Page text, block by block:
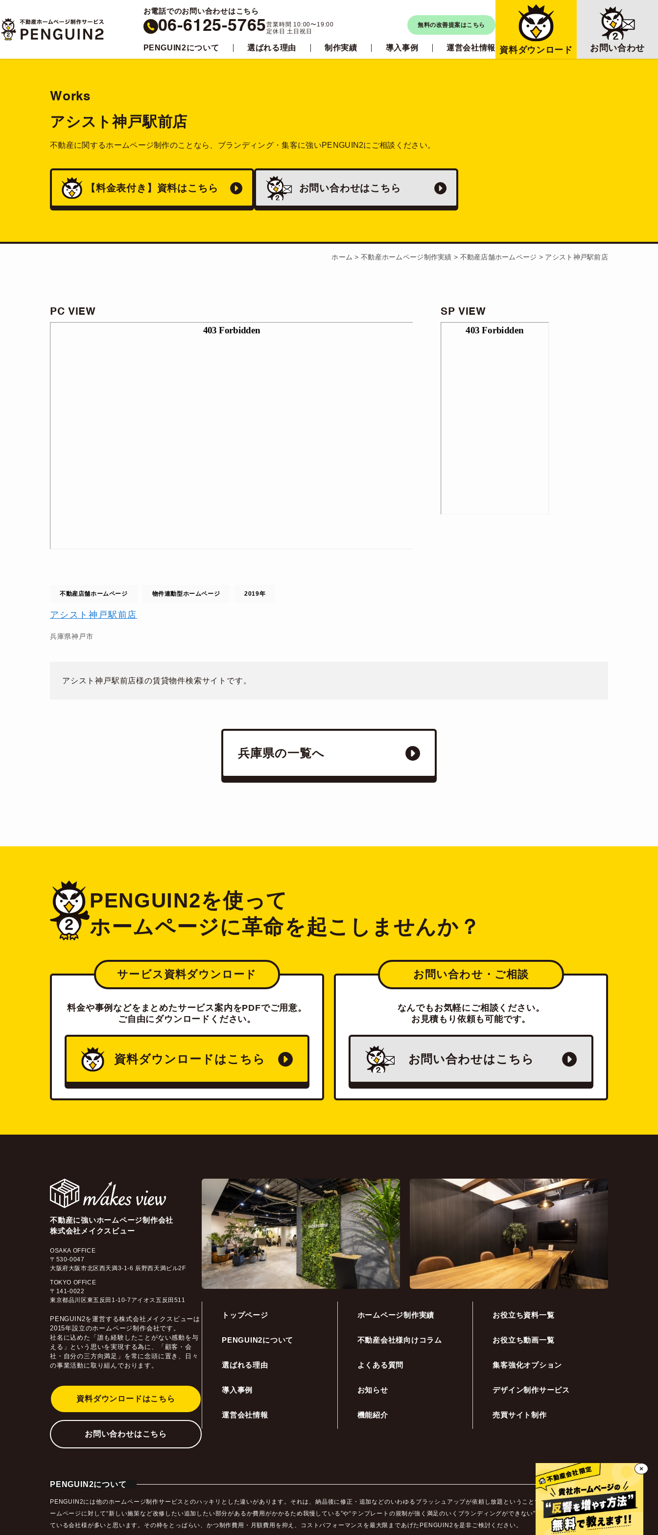
お電話でのお問い合わせはこちら
06-6125-5765営業時間 10:00〜19:00
定休日 土日祝日
無料の改善提案はこちら
PENGUIN2について 選ばれる理由 制作実績 導入事例 運営会社情報 資料ダウンロード お問い合わせ
Works
アシスト神戸駅前店
不動産に関するホームページ制作のことなら、 ブランディング・集客に強いPENGUIN2にご相談ください。
【料金表付き】 資料はこちら お問い合わせはこちら
ホーム >不動産ホームページ制作実績 > 不動産店舗ホームページ > アシスト神戸駅前店
PC VIEW SP VIEW
不動産店舗ホームページ 物件連動型ホームページ 2019年
アシスト神戸駅前店
兵庫県神戸市
アシスト神戸駅前店様の賃貸物件検索サイトです。
兵庫県の一覧へ
PENGUIN2を使って
ホームページに革命を起こしませんか？
サービス資料ダウンロード
料金や事例などをまとめたサービス案内をPDFでご用意。
ご自由にダウンロードください。
資料ダウンロードはこちら
お問い合わせ・ご相談
なんでもお気軽にご相談ください。
お見積もり依頼も可能です。
お問い合わせはこちら
不動産に強いホームページ制作会社
株式会社メイクスビュー
OSAKA OFFICE
〒530-0047
大阪府大阪市北区西天満3-1-6 辰野西天満ビル2F
TOKYO OFFICE
〒141-0022
東京都品川区東五反田1-10-7アイオス五反田511
PENGUIN2を運営する株式会社メイクスビューは
2015年設立のホームページ制作会社です。
社名に込めた「誰も経験したことがない感動を与
える」という思いを実現する為に、「顧客・会
社・自分の三方向満足」を常に念頭に置き、日々
の事業活動に取り組んでおります。
資料ダウンロードはこちら
お問い合わせはこちら
トップページ
PENGUIN2について
選ばれる理由
導入事例
運営会社情報
ホームページ制作実績
不動産会社様向けコラム
よくある質問
お知らせ
機能紹介
お役立ち資料一覧
お役立ち動画一覧
集客強化オプション
デザイン制作サービス
売買サイト制作
PENGUIN2について
PENGUIN2には他のホームページ制作サービスとのハッキリとした違いがあります。それは、納品後に修正・追加などのいわゆるブラッシュアップが依頼し放題ということです。不動産業界ではホ
ームページに対して“新しい施策など改修したい追加したい部分があるか費用がかかるため我慢している”や“テンプレートの規制が強く満足のいくブランディングができない”などといった悩みを抱え
ている会社様が多いと思います。その枠をとっぱらい、かつ制作費用・月額費用を抑え、コストパフォーマンスを最大限まであげたPENGUIN2を是非ご検討ください。
×